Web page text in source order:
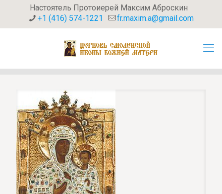
Настоятель Протоиерей Максим Аброскин
+1 (416) 574-1221
fr.maxim.a@gmail.com